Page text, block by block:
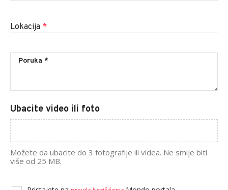
Lokacija *
Ubacite video ili foto
Možete da ubacite do 3 fotografije ili videa. Ne smije biti
više od 25 MB.